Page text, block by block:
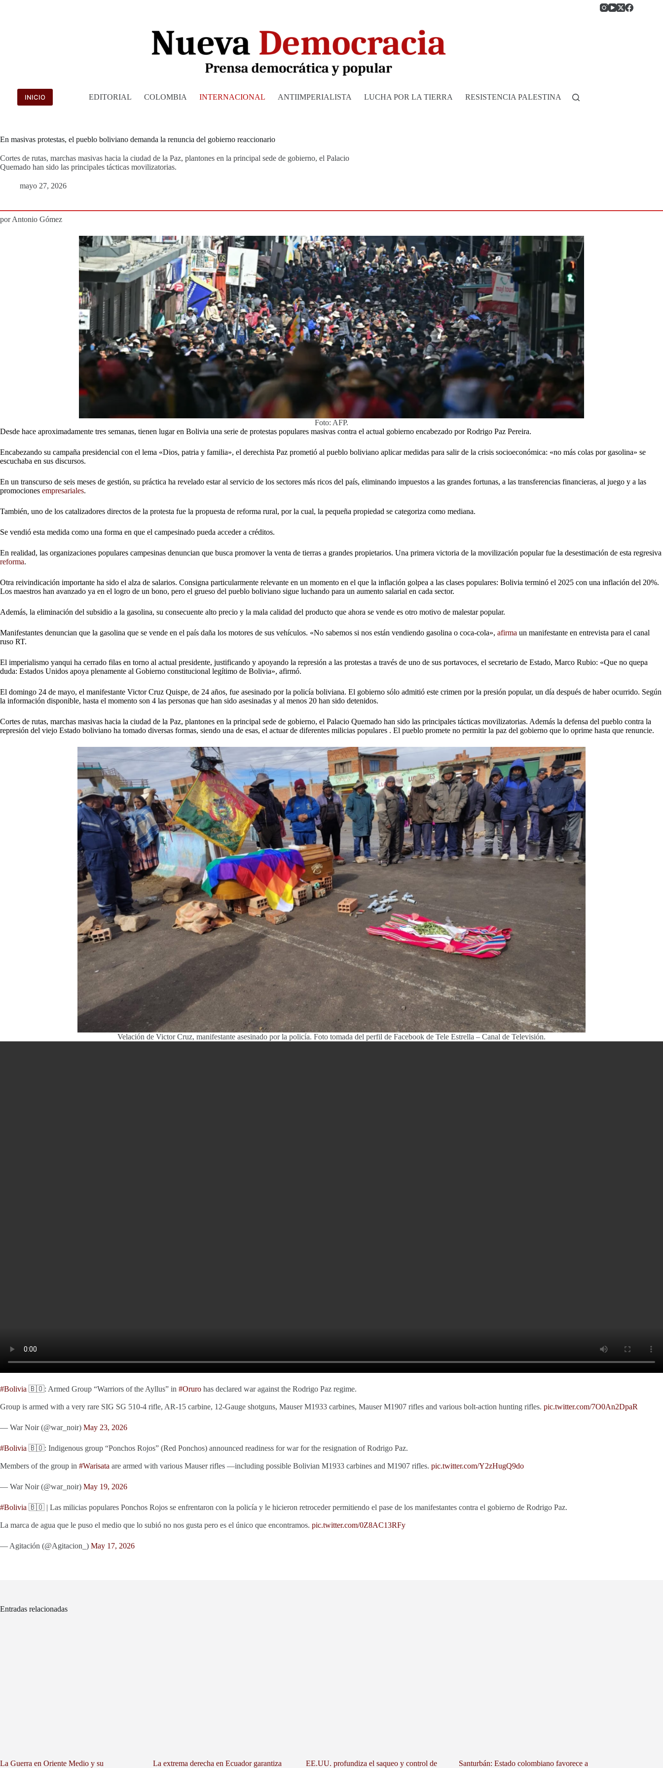
INICIO EDITORIAL COLOMBIA INTERNACIONAL ANTIIMPERIALISTA LUCHA POR LA TIERRA RESISTENCIA PALESTINA HISTORIA DE
En masivas protestas, el pueblo boliviano demanda la renuncia del gobierno reaccionario
Cortes de rutas, marchas masivas hacia la ciudad de la Paz, plantones en la principal sede de gobierno, el Palacio
Quemado han sido las principales tácticas movilizatorias.
mayo 27, 2026
por Antonio Gómez
Foto: AFP.
Desde hace aproximadamente tres semanas, tienen lugar en Bolivia una serie de protestas populares masivas contra el actual gobierno encabezado por Rodrigo Paz Pereira.
Encabezando su campaña presidencial con el lema «Dios, patria y familia», el derechista Paz prometió al pueblo boliviano aplicar medidas para salir de la crisis socioeconómica: «no más colas por gasolina» se
escuchaba en sus discursos.
En un transcurso de seis meses de gestión, su práctica ha revelado estar al servicio de los sectores más ricos del país, eliminando impuestos a las grandes fortunas, a las transferencias financieras, al juego y a las
promociones empresariales.
También, uno de los catalizadores directos de la protesta fue la propuesta de reforma rural, por la cual, la pequeña propiedad se categoriza como mediana.
Se vendió esta medida como una forma en que el campesinado pueda acceder a créditos.
En realidad, las organizaciones populares campesinas denuncian que busca promover la venta de tierras a grandes propietarios. Una primera victoria de la movilización popular fue la desestimación de esta regresiva
reforma.
Otra reivindicación importante ha sido el alza de salarios. Consigna particularmente relevante en un momento en el que la inflación golpea a las clases populares: Bolivia terminó el 2025 con una inflación del 20%.
Los maestros han avanzado ya en el logro de un bono, pero el grueso del pueblo boliviano sigue luchando para un aumento salarial en cada sector.
Además, la eliminación del subsidio a la gasolina, su consecuente alto precio y la mala calidad del producto que ahora se vende es otro motivo de malestar popular.
Manifestantes denuncian que la gasolina que se vende en el país daña los motores de sus vehículos. «No sabemos si nos están vendiendo gasolina o coca-cola», afirma un manifestante en entrevista para el canal
ruso RT.
El imperialismo yanqui ha cerrado filas en torno al actual presidente, justificando y apoyando la represión a las protestas a través de uno de sus portavoces, el secretario de Estado, Marco Rubio: «Que no quepa
duda: Estados Unidos apoya plenamente al Gobierno constitucional legítimo de Bolivia», afirmó.
El domingo 24 de mayo, el manifestante Victor Cruz Quispe, de 24 años, fue asesinado por la policía boliviana. El gobierno sólo admitió este crimen por la presión popular, un día después de haber ocurrido. Según
la información disponible, hasta el momento son 4 las personas que han sido asesinadas y al menos 20 han sido detenidos.
Cortes de rutas, marchas masivas hacia la ciudad de la Paz, plantones en la principal sede de gobierno, el Palacio Quemado han sido las principales tácticas movilizatorias. Además la defensa del pueblo contra la
represión del viejo Estado boliviano ha tomado diversas formas, siendo una de esas, el actuar de diferentes milicias populares . El pueblo promete no permitir la paz del gobierno que lo oprime hasta que renuncie.
Velación de Victor Cruz, manifestante asesinado por la policía. Foto tomada del perfil de Facebook de Tele Estrella – Canal de Televisión.
#Bolivia 🇧🇴: Armed Group “Warriors of the Ayllus” in #Oruro has declared war against the Rodrigo Paz regime.
Group is armed with a very rare SIG SG 510-4 rifle, AR-15 carbine, 12-Gauge shotguns, Mauser M1933 carbines, Mauser M1907 rifles and various bolt-action hunting rifles. pic.twitter.com/7O0An2DpaR
— War Noir (@war_noir) May 23, 2026
#Bolivia 🇧🇴: Indigenous group “Ponchos Rojos” (Red Ponchos) announced readiness for war for the resignation of Rodrigo Paz.
Members of the group in #Warisata are armed with various Mauser rifles —including possible Bolivian M1933 carbines and M1907 rifles. pic.twitter.com/Y2zHugQ9do
— War Noir (@war_noir) May 19, 2026
#Bolivia 🇧🇴 | Las milicias populares Ponchos Rojos se enfrentaron con la policía y le hicieron retroceder permitiendo el pase de los manifestantes contra el gobierno de Rodrigo Paz.
La marca de agua que le puso el medio que lo subió no nos gusta pero es el único que encontramos. pic.twitter.com/0Z8AC13RFy
— Agitación (@Agitacion_) May 17, 2026
Entradas relacionadas
La Guerra en Oriente Medio y su
La extrema derecha en Ecuador garantiza
EE.UU. profundiza el saqueo y control de
Santurbán: Estado colombiano favorece a